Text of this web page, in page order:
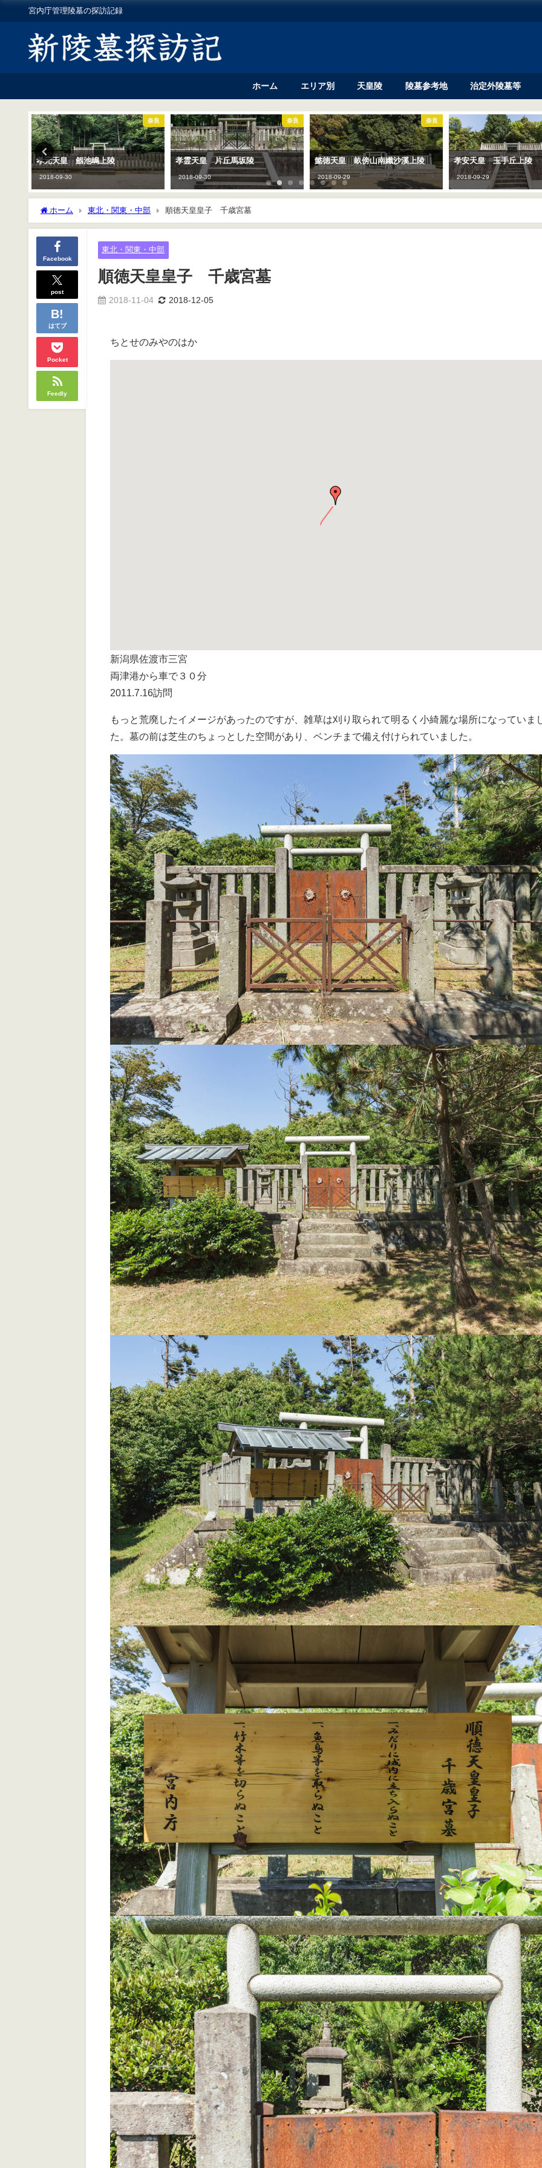
宮内庁管理陵墓の探訪記録
ホーム エリア別 天皇陵 陵墓参考地 治定外陵墓等
奈良
孝元天皇 劔池嶋上陵
2018-09-30
奈良
孝霊天皇 片丘馬坂陵
2018-09-30
奈良
懿徳天皇 畝傍山南纖沙溪上陵
2018-09-29
孝安天皇 玉手丘上陵
2018-09-29
ホーム 東北・関東・中部 順徳天皇皇子 千歳宮墓
Facebook
post
はてブ
Pocket
Feedly
東北・関東・中部
順徳天皇皇子 千歳宮墓
2018-11-04 2018-12-05
ちとせのみやのはか
新潟県佐渡市三宮
両津港から車で３０分
2011.7.16訪問
もっと荒廃したイメージがあったのですが、雑草は刈り取られて明るく小綺麗な場所になっていま
た。墓の前は芝生のちょっとした空間があり、ベンチまで備え付けられていました。